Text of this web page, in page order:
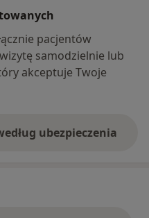
pacjentów
samodzielnie lub
akceptuje Twoje
ubezpieczenia